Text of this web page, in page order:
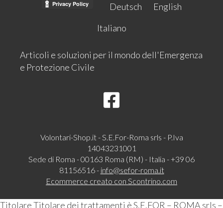
Deutsch
English
Italiano
Articoli e soluzioni per il mondo dell'Emergenza
e Protezione Civile
Volontari-Shop.it - S.E.For-Roma srls - P.Iva
14043231001
Sede di Roma - 00163 Roma (RM) - Italia - +39 06
81156516 - info@sefor-roma.it
Ecommerce creato con Scontrino.com
Titolare Titolare dei trattamenti è S.E.FOR – ROMA srls –